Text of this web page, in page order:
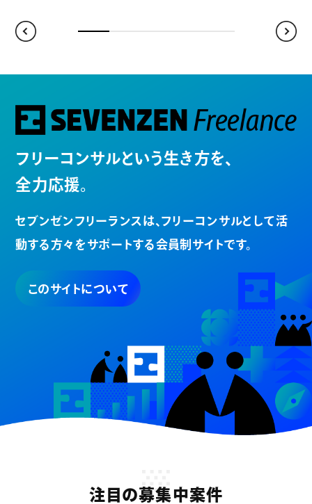
フリーコンサルという生き方を、
全力応援。
セブンゼンフリーランスは、 フリーコンサルとして活
動する方々を サポートする会員制サイトです。
このサイトについて
注目の募集中案件